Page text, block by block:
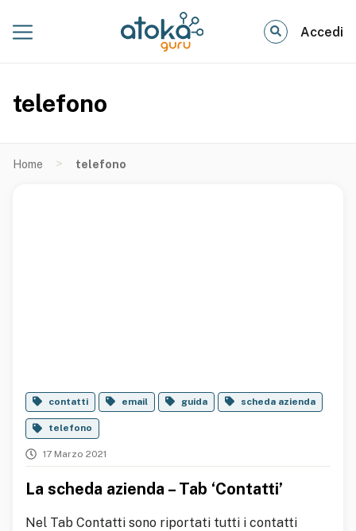
Accedi
telefono
Home > telefono
contatti email guida scheda azienda
telefono
17 Marzo 2021
La scheda azienda – Tab ‘Contatti’
Nel Tab Contatti sono riportati tutti i contatti